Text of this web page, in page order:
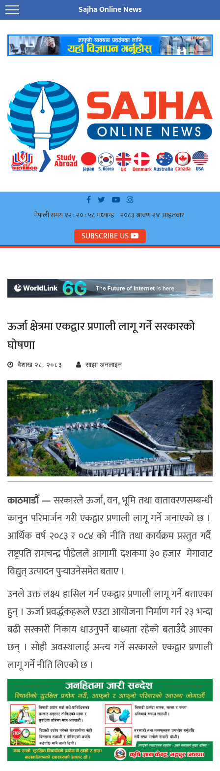
Sajha Online News
SUBSCRIBE US
ऊर्जा क्षेत्रमा एकद्वार प्रणाली लागू गर्ने सरकारको
घोषणा
वैशाख २८, २०८३ साझा अनलाइन
काठमाडौँ —सरकारले ऊर्जा, वन, भूमि तथा वातावरणसम्बन्धी
कानुन परिमार्जन गरी एकद्वार प्रणाली लागू गर्ने जनाएको छ ।
आर्थिक वर्ष २०८३ र ०८४ को नीति तथा कार्यक्रम प्रस्तुत गर्दै
राष्ट्रपति रामचन्द्र पौडेलले आगामी दशकमा ३० हजार मेगावाट
विद्युत् उत्पादन पुर्‍याउनेसमेत बताए ।
उनले उक्त लक्ष्य हासिल गर्न एकद्वार प्रणाली लागू गर्ने बताएका
हुन् । ऊर्जा प्रवर्द्धकहरूले एउटा आयोजना निर्माण गर्न २३ भन्दा
बढी सरकारी निकाय धाउनुपर्ने बाध्यता रहेको बताउँदै आएका
छन् । सोही अवस्थालाई अन्त्य गर्ने सरकारले एकद्वार प्रणाली
लागू गर्ने नीति लिएको छ ।